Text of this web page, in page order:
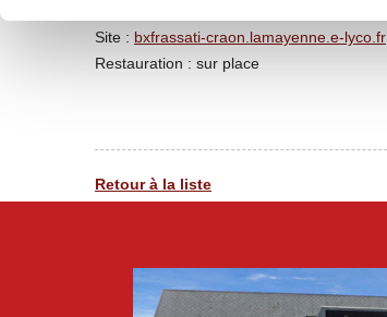
Site : bxfrassati-craon.lamayenne.e-lyco.fr
Restauration : sur place
Retour à la liste